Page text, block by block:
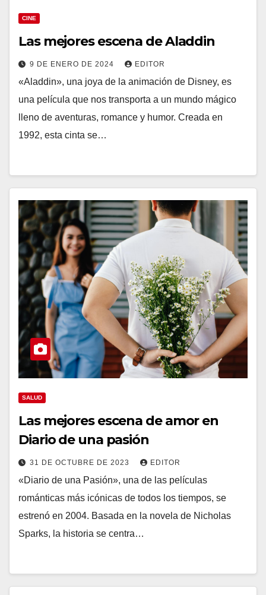
CINE
Las mejores escena de Aladdin
9 DE ENERO DE 2024 EDITOR
«Aladdin», una joya de la animación de Disney, es
una película que nos transporta a un mundo mágico
lleno de aventuras, romance y humor. Creada en
1992, esta cinta se…
SALUD
Las mejores escena de amor en
Diario de una pasión
31 DE OCTUBRE DE 2023 EDITOR
«Diario de una Pasión», una de las películas
románticas más icónicas de todos los tiempos, se
estrenó en 2004. Basada en la novela de Nicholas
Sparks, la historia se centra…